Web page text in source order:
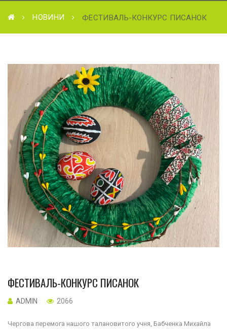
НОВИНИ ФЕСТИВАЛЬ-КОНКУРС ПИСАНОК
ФЕСТИВАЛЬ-КОНКУРС ПИСАНОК
ADMIN 2066
Чергова перемога нашого талановитого учня, Бабченка Михайла